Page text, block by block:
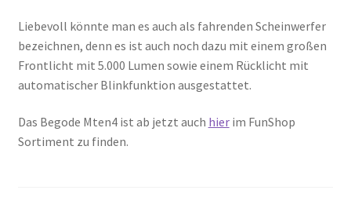
Liebevoll könnte man es auch als fahrenden Scheinwerfer
bezeichnen, denn es ist auch noch dazu mit einem großen
Frontlicht mit 5.000 Lumen sowie einem Rücklicht mit
automatischer Blinkfunktion ausgestattet.
Das Begode Mten4 ist ab jetzt auch hierim FunShop
Sortiment zu finden.